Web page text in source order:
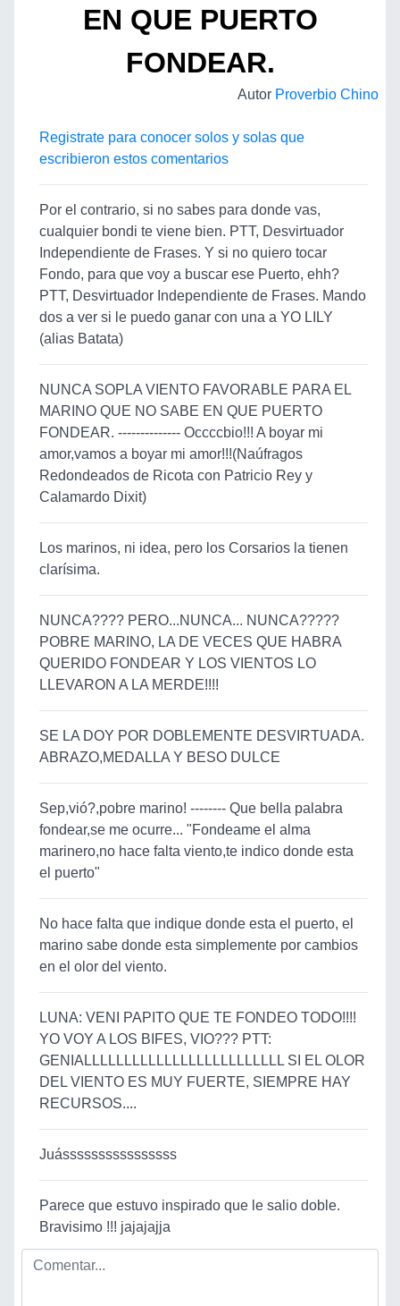
EN QUE PUERTO
FONDEAR.
Autor Proverbio Chino
Registrate para conocer solos y solas que
escribieron estos comentarios
Por el contrario, si no sabes para donde vas,
cualquier bondi te viene bien. PTT, Desvirtuador
Independiente de Frases. Y si no quiero tocar
Fondo, para que voy a buscar ese Puerto, ehh?
PTT, Desvirtuador Independiente de Frases. Mando
dos a ver si le puedo ganar con una a YO LILY
(alias Batata)
NUNCA SOPLA VIENTO FAVORABLE PARA EL
MARINO QUE NO SABE EN QUE PUERTO
FONDEAR. -------------- Occccbio!!! A boyar mi
amor,vamos a boyar mi amor!!!(Naúfragos
Redondeados de Ricota con Patricio Rey y
Calamardo Dixit)
Los marinos, ni idea, pero los Corsarios la tienen
clarísima.
NUNCA???? PERO...NUNCA... NUNCA?????
POBRE MARINO, LA DE VECES QUE HABRA
QUERIDO FONDEAR Y LOS VIENTOS LO
LLEVARON A LA MERDE!!!!
SE LA DOY POR DOBLEMENTE DESVIRTUADA.
ABRAZO,MEDALLA Y BESO DULCE
Sep,vió?,pobre marino! -------- Que bella palabra
fondear,se me ocurre... "Fondeame el alma
marinero,no hace falta viento,te indico donde esta
el puerto"
No hace falta que indique donde esta el puerto, el
marino sabe donde esta simplemente por cambios
en el olor del viento.
LUNA: VENI PAPITO QUE TE FONDEO TODO!!!!
YO VOY A LOS BIFES, VIO??? PTT:
GENIALLLLLLLLLLLLLLLLLLLLLLLLL SI EL OLOR
DEL VIENTO ES MUY FUERTE, SIEMPRE HAY
RECURSOS....
Juássssssssssssssss
Parece que estuvo inspirado que le salio doble.
Bravisimo !!! jajajajja